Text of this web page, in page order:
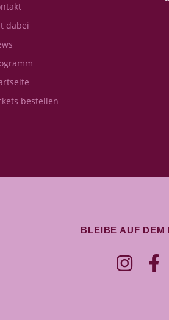
dabei
bestellen
BLEIBE AUF DEM